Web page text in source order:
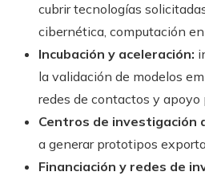
cubrir tecnologías
cibernética, computación
Incubación y aceleración:
la validación de modelos
redes de contactos y apoyo
Centros de investigación
a generar prototipos
Financiación y redes de